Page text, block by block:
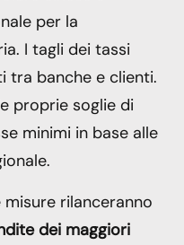
per la
I tagli dei tassi
tra banche e clienti.
proprie soglie di
minimi in base alle
rilanceranno
dei maggiori